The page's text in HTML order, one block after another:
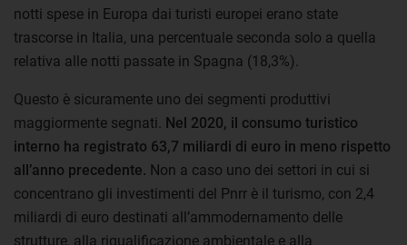
notti spese in Europa dai turisti europei erano state
trascorse in Italia, una percentuale seconda solo a quella
relativa alle notti passate in Spagna (18,3%).
Questo è sicuramente uno dei segmenti produttivi
maggiormente segnati. Nel 2020, il consumo turistico
interno ha registrato 63,7 miliardi di euro in meno rispetto
all’anno precedente. Non a caso uno dei settori in cui si
concentrano gli investimenti del Pnrr è il turismo, con 2,4
miliardi di euro destinati all’ammodernamento delle
strutture, alla riqualificazione ambientale e alla